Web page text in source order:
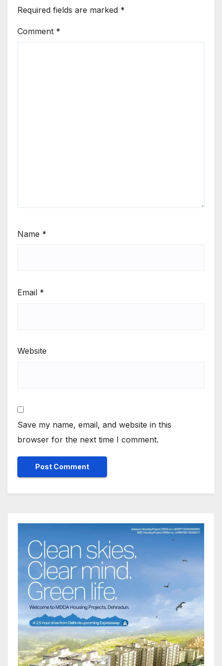
Required fields are marked *
Comment *
Name *
Email *
Website
Save my name, email, and website in this
browser for the next time I comment.